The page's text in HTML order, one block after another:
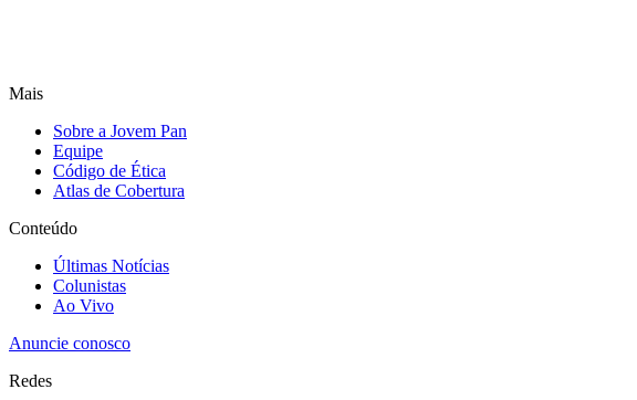
Mais
Sobre a Jovem Pan
Equipe
Código de Ética
Atlas de Cobertura
Conteúdo
Últimas Notícias
Colunistas
Ao Vivo
Anuncie conosco
Redes